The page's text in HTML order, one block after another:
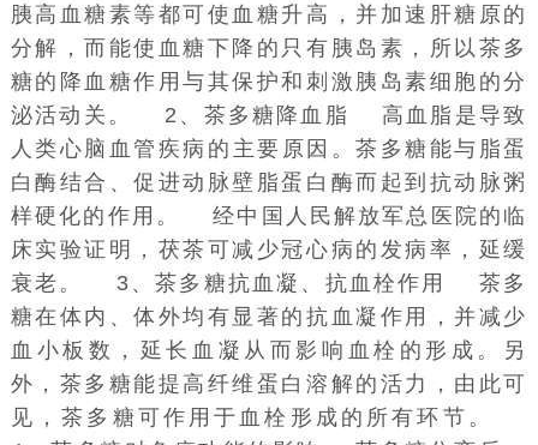
胰高血糖素等都可使血糖升高，并加速肝糖原的
分解，而能使血糖下降的只有胰岛素，所以茶多
糖的降血糖作用与其保护和刺激胰岛素细胞的分
泌活动关。 2、茶多糖降血脂 高血脂是导致
人类心脑血管疾病 的主要原因。茶多糖能与脂蛋
白酶结合、促进动脉壁脂蛋白酶而起到抗动脉粥
样硬化的作用。 经中国人民解放军总医院 的临
床实验证明，茯茶可减少冠心病的发病率，延缓
衰老。 3、茶多糖抗血凝、抗血栓作用 茶多
糖在体内、体外均有显著的抗血凝作用，并减少
血小板数，延长血凝从而影响血栓的形成。另
外，茶多糖能提高 纤维蛋白溶解的活力，由此可
见，茶多糖可作用于 血栓形成 的所有环节。